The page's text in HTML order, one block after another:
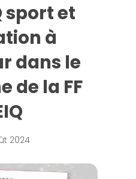
sport et
à
dans le
de la FF
2024